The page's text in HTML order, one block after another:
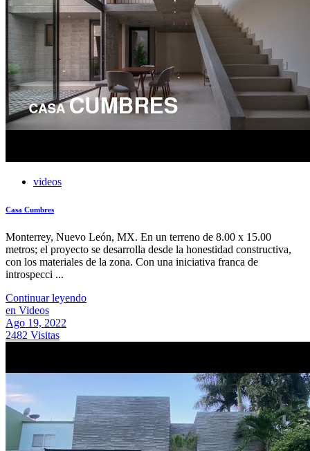
videos
Casa Cumbres
Monterrey, Nuevo León, MX. En un terreno de 8.00 x 15.00
metros; el proyecto se desarrolla desde la honestidad constructiva,
con los materiales de la zona. Con una iniciativa franca de
introspecci ...
Continuar leyendo
en Videos
Ago 19, 2022
2482 Visitas